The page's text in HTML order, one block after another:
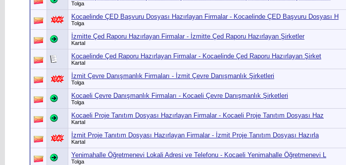
Tolga
Kocaelinde ÇED Başvuru Dosyası Hazırlayan Firmalar - Kocaelinde ÇED Başvuru Dosyası H
Tolga
İzmitte Çed Raporu Hazırlayan Firmalar - İzmitte Çed Raporu Hazırlayan Şirketler
Kartal
Kocaelinde Çed Raporu Hazırlayan Firmalar - Kocaelinde Çed Raporu Hazırlayan Şirket
Kartal
İzmit Çevre Danışmanlık Firmaları - İzmit Çevre Danışmanlık Şirketleri
Tolga
Kocaeli Çevre Danışmanlık Firmaları - Kocaeli Çevre Danışmanlık Şirketleri
Tolga
Kocaeli Proje Tanıtım Dosyası Hazırlayan Firmalar - Kocaeli Proje Tanıtım Dosyası Haz
Kartal
İzmit Proje Tanıtım Dosyası Hazırlayan Firmalar - İzmit Proje Tanıtım Dosyası Hazırla
Kartal
Yenimahalle Öğretmenevi Lokali Adresi ve Telefonu - Kocaeli Yenimahalle Öğretmenevi L
Tolga